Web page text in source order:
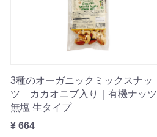
3種のオーガニックミックスナッ
ツ カカオニブ入り｜有機ナッツ
無塩 生タイプ
¥ 664